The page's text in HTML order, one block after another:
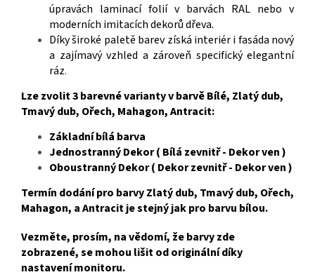
úpravách laminací folií v barvách RAL nebo v
moderních imitacích dekorů dřeva.
Díky široké paletě barev získá interiér i fasáda nový
a zajímavý vzhled a zároveň specifický elegantní
ráz.
Lze zvolit 3 barevné varianty v barvě Bílé, Zlatý dub,
Tmavý dub, Ořech, Mahagon, Antracit:
Základní bílá barva
Jednostranný Dekor ( Bílá zevnitř - Dekor ven )
Oboustranný Dekor ( Dekor zevnitř - Dekor ven )
Termín dodání pro barvy Zlatý dub, Tmavý dub, Ořech,
Mahagon, a Antracit je stejný jak pro barvu bílou.
Vezměte, prosím, na vědomí, že barvy zde
zobrazené, se mohou lišit od originální díky
nastavení monitoru.